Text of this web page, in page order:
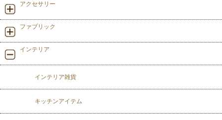
アクセサリー
ファブリック
インテリア
インテリア雑貨
キッチンアイテム